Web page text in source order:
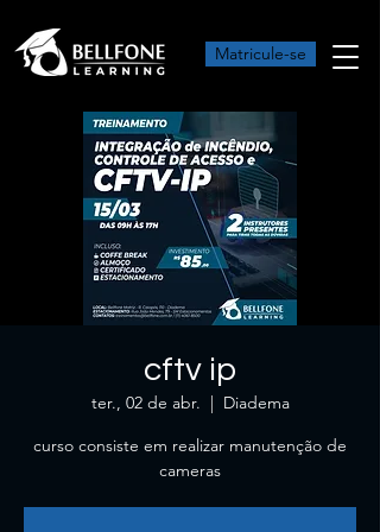
Matricule-se
cftv ip
ter., 02 de abr.
  |
Diadema
curso consiste em realizar manutenção de
cameras